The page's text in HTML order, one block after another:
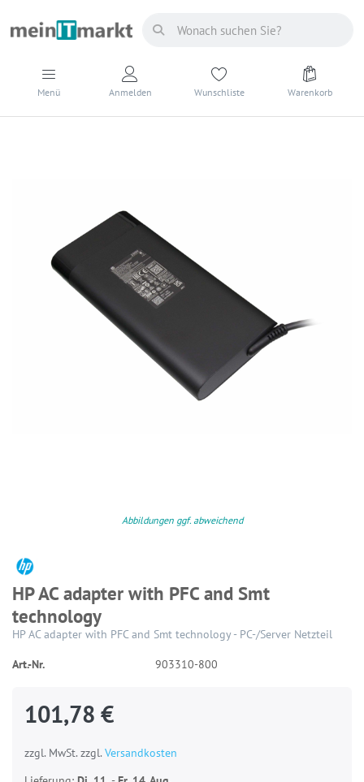
Menü Anmelden Wunschliste Warenkorb
Abbildungen ggf. abweichend
HP AC adapter with PFC and Smt
technology
HP AC adapter with PFC and Smt technology - PC-/Server Netzteil
Art.-Nr. 903310-800
101,78 €
zzgl. MwSt. zzgl. Versandkosten